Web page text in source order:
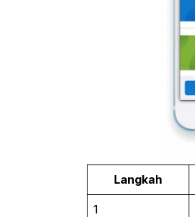
Langkah
1